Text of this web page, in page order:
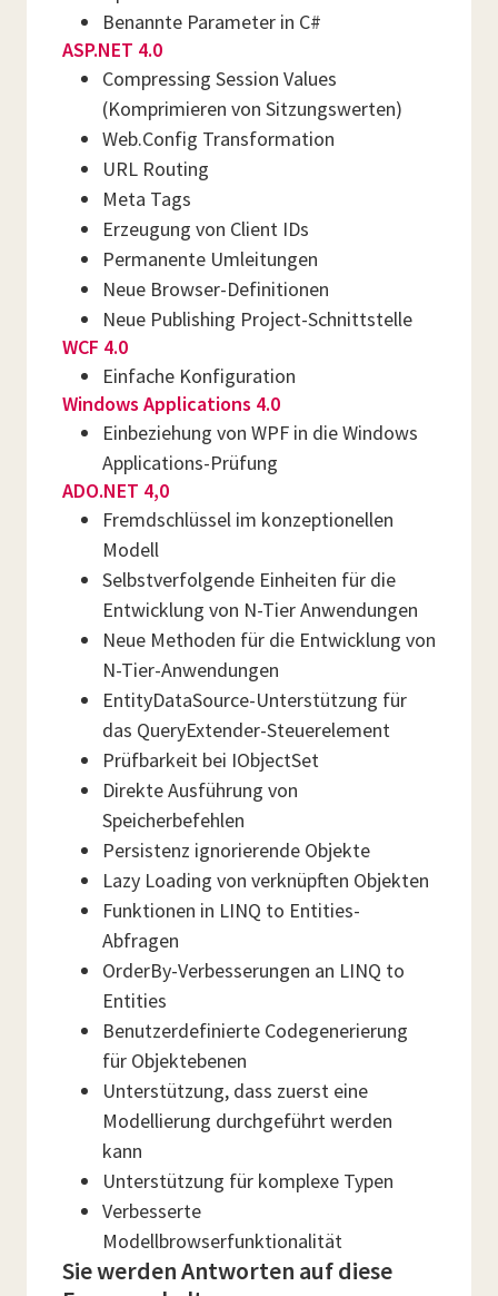
Benannte Parameter in C#
ASP.NET 4.0
Compressing Session Values
(Komprimieren von Sitzungswerten)
Web.Config Transformation
URL Routing
Meta Tags
Erzeugung von Client IDs
Permanente Umleitungen
Neue Browser-Definitionen
Neue Publishing Project-Schnittstelle
WCF 4.0
Einfache Konfiguration
Windows Applications 4.0
Einbeziehung von WPF in die Windows
Applications-Prüfung
ADO.NET 4,0
Fremdschlüssel im konzeptionellen
Modell
Selbstverfolgende Einheiten für die
Entwicklung von N-Tier Anwendungen
Neue Methoden für die Entwicklung von
N-Tier-Anwendungen
EntityDataSource-Unterstützung für
das QueryExtender-Steuerelement
Prüfbarkeit bei IObjectSet
Direkte Ausführung von
Speicherbefehlen
Persistenz ignorierende Objekte
Lazy Loading von verknüpften Objekten
Funktionen in LINQ to Entities-
Abfragen
OrderBy-Verbesserungen an LINQ to
Entities
Benutzerdefinierte Codegenerierung
für Objektebenen
Unterstützung, dass zuerst eine
Modellierung durchgeführt werden
kann
Unterstützung für komplexe Typen
Verbesserte
Modellbrowserfunktionalität
Sie werden Antworten auf diese